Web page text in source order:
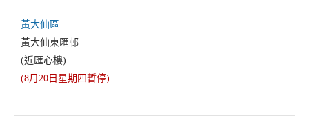
黃大仙區
黃大仙東匯邨
(近匯心樓)
(8月20日星期四暫停)